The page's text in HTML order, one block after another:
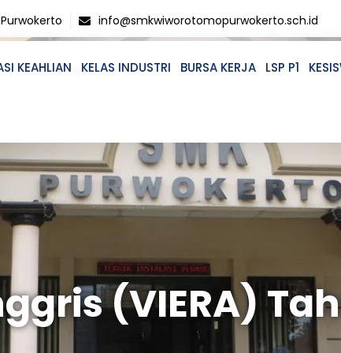
info@smkwiworotomopurwokerto.sch.id
KEAHLIAN KELAS INDUSTRI BURSA KERJA LSP P1
(VIERA)